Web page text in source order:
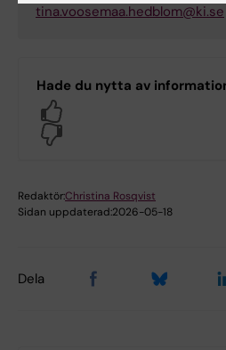
tina.voosemaa.hedblom@ki.se
Hade du nytta av
Redaktör:Christina Rosqvist
Sidan uppdaterad:2026-05-18
Dela